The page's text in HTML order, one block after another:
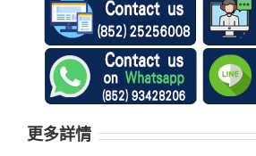
更多詳情